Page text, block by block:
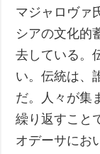
マジャロヴァ
シアの文化的
去している。
い。伝統は、
だ。人々が集
繰り返すこと
オデーサにお